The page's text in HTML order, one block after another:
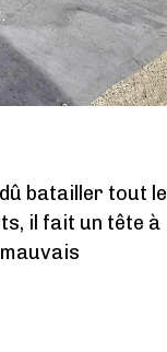
dû batailler tout le
il fait un tête à